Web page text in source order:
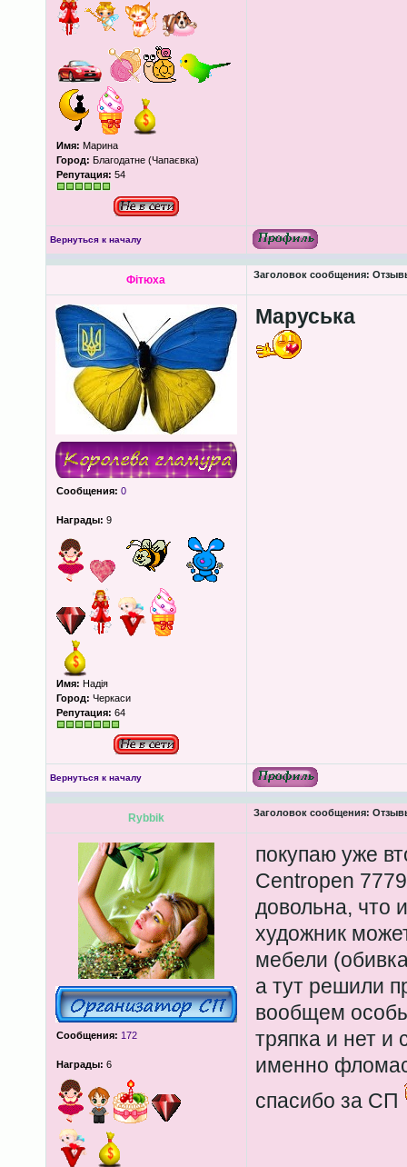
Имя: Марина
Город: Благодатне (Чапаєвка)
Репутация: 54
Вернуться к началу
Фітюха Заголовок сообщения:
Сообщения: 0
Награды: 9
Имя: Надія
Город: Черкаси
Репутация: 64
Маруська
Вернуться к началу
Rybbik Заголовок сообщения:
Сообщения: 172
Награды: 6
покупаю уже
Centropen
довольна, что
художник
мебели
а тут решили
вообщем
тряпка и нет и
именно
спасибо за СП